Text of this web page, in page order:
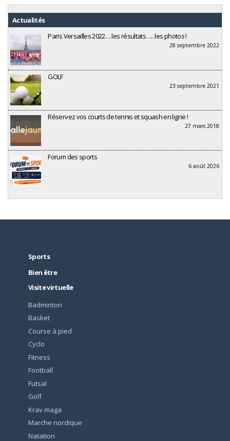
Actualités
Paris Versailles 2022… les résultats….. les photos !
28 septembre 2022
GOLF
23 septembre 2021
Réservez vos courts de tennis et squash en ligne !
27 mars 2018
Forum des sports
6 août 2026
Sports
Bien être
Visite virtuelle
Badminton
Basket
Course à pied
Cyclo
Fitness
Football
Futsal
Golf
Krav maga
Marche nordique
Natation